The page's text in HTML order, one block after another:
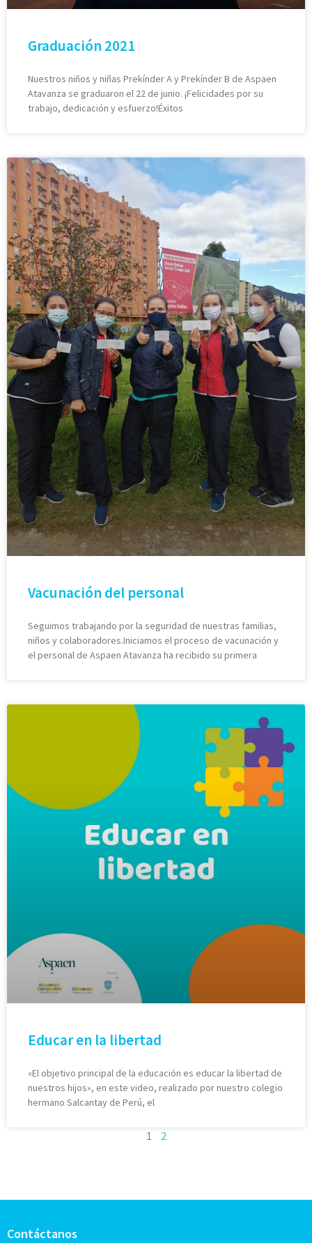
Graduación 2021
Nuestros niños y niñas Prekínder A y Prekínder B de Aspaen
Atavanza se graduaron el 22 de junio. ¡Felicidades por su
trabajo, dedicación y esfuerzo!Éxitos
Vacunación del personal
Seguimos trabajando por la seguridad de nuestras familias,
niños y colaboradores.Iniciamos el proceso de vacunación y
el personal de Aspaen Atavanza ha recibido su primera
Educar en la libertad
«El objetivo principal de la educación es educar la libertad de
nuestros hijos», en este video, realizado por nuestro colegio
hermano Salcantay de Perú, el
1 2
Contáctanos